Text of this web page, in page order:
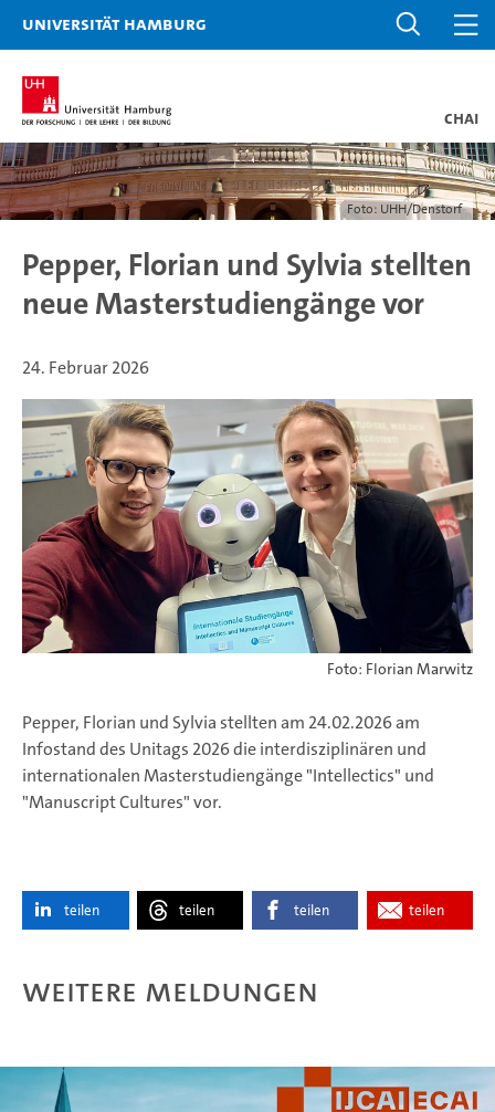
Universität Hamburg
CHAI
Foto: UHH/Denstorf
Pepper, Florian und Sylvia stellten
neue Masterstudiengänge vor
24. Februar 2026
Foto: Florian Marwitz
Pepper, Florian und Sylvia stellten am 24.02.2026 am
Infostand des Unitags 2026 die interdisziplinären und
internationalen Masterstudiengänge "Intellectics" und
"Manuscript Cultures" vor.
teilen teilen teilen teilen
Weitere Meldungen